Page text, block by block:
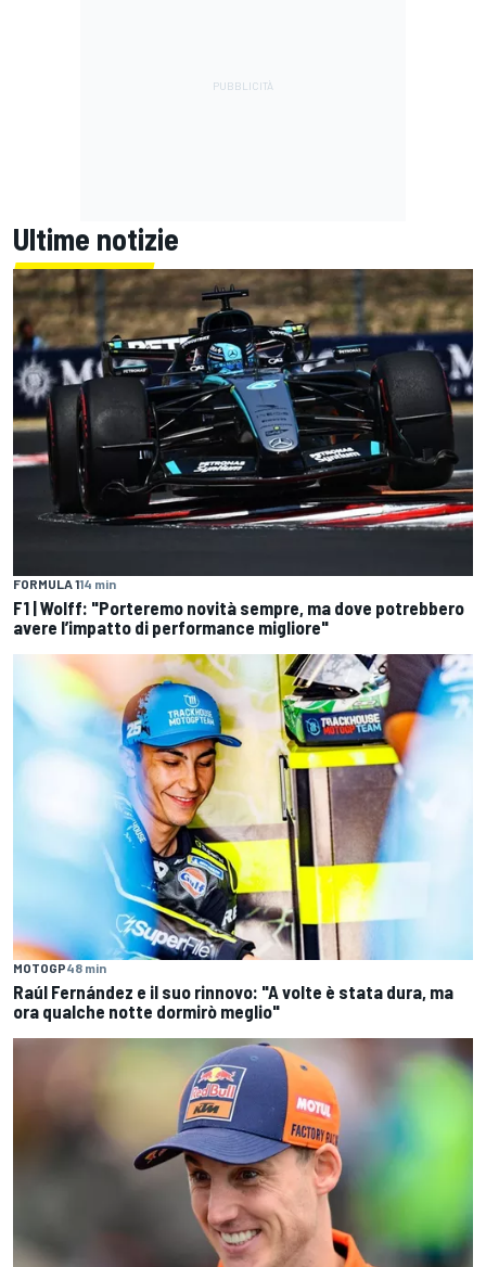
Ultime notizie
FORMULA 114 min
F1 | Wolff: "Porteremo novità sempre, ma dove potrebbero
avere l’impatto di performance migliore"
MOTOGP48 min
Raúl Fernández e il suo rinnovo: "A volte è stata dura, ma
ora qualche notte dormirò meglio"